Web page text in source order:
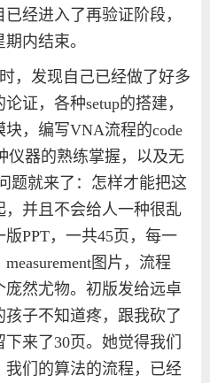
经进入了再验证阶段，
内结束。
时，发现自己已经做了好多
论证，各种setup的搭建，
块，编写VNA流程的code
仪器的熟练掌握，以及无
题就来了：怎样才能把这
并且不会给人一种很乱
版PPT，一共45页，每一
measurement图片，流程
庞然尤物。初版发给远卓
子不知道疼，跟我砍了
下来了30页。她觉得我们
们的算法的流程，已经